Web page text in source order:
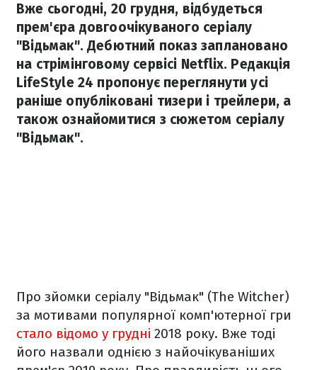
Вже сьогодні, 20 грудня, відбудеться
прем'єра довгоочікуваного серіалу
"Відьмак". Дебютний показ заплановано
на стрімінговому сервісі Netflix. Редакція
LifeStyle 24 пропонує переглянути усі
раніше опубліковані тизери і трейлери, а
також ознайомитися з сюжетом серіалу
"Відьмак".
Про зйомки серіалу "Відьмак" (The Witcher)
за мотивами популярної комп'ютерної гри
стало відомо у грудні 2018 року. Вже тоді
його назвали однією з найочікуваніших